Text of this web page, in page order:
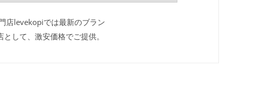
店levekopiでは最新のブラン
して、激安価格でご提供。